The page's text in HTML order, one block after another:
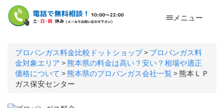
メニュー
プロパンガス料金比較ドットショップ> プロパンガス料
金対象エリア >熊本県の料金は高い？安い？相場や適正
価格について >熊本県のプロパンガス会社一覧 >熊本ＬＰ
ガス保安センター